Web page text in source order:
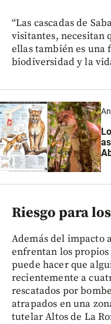
“Las cascadas de
visitantes, necesitan
ellas también es una
biodiversidad y la
Riesgo para
Además del impacto
enfrentan los
puede hacer que
recientemente a
rescatados por
atrapados en una
tutelar Altos de La